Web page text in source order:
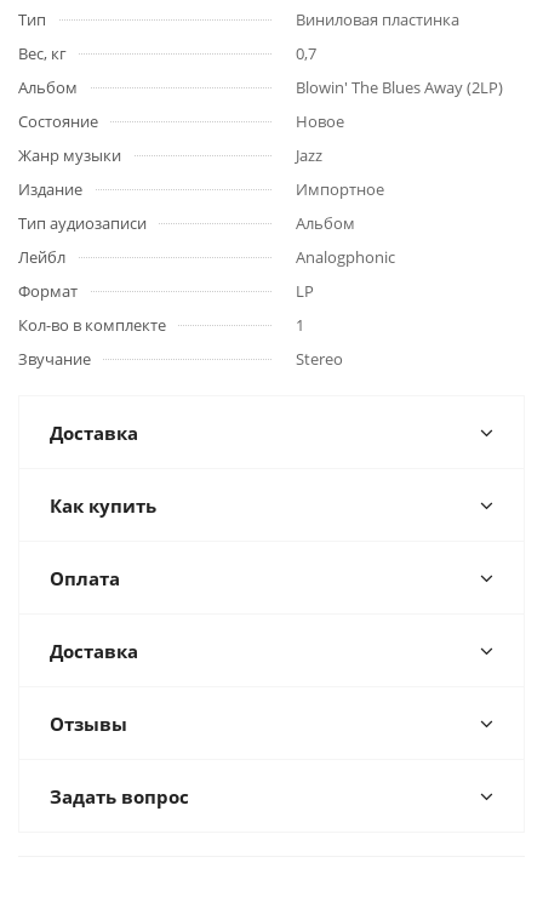
Тип
Виниловая пластинка
Вес, кг
0,7
Альбом
Blowin' The Blues Away (2LP)
Состояние
Новое
Жанр музыки
Jazz
Издание
Импортное
Тип аудиозаписи
Альбом
Лейбл
Analogphonic
Формат
LP
Кол-во в комплекте
1
Звучание
Stereo
Доставка
Как купить
Оплата
Доставка
Отзывы
Задать вопрос